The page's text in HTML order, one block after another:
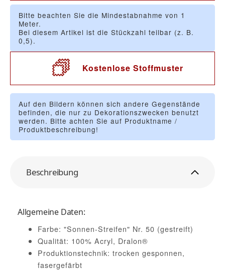
Bitte beachten Sie die Mindestabnahme von 1
Meter.
Bei diesem Artikel ist die Stückzahl teilbar (z. B.
0,5).
Kostenlose Stoffmuster
Auf den Bildern können sich andere Gegenstände
befinden, die nur zu Dekorationszwecken benutzt
werden. Bitte achten Sie auf Produktname /
Produktbeschreibung!
Beschreibung
Allgemeine Daten:
Farbe: "Sonnen-Streifen" Nr. 50 (gestreift)
Qualität: 100% Acryl, Dralon®
Produktionstechnik: trocken gesponnen,
fasergefärbt